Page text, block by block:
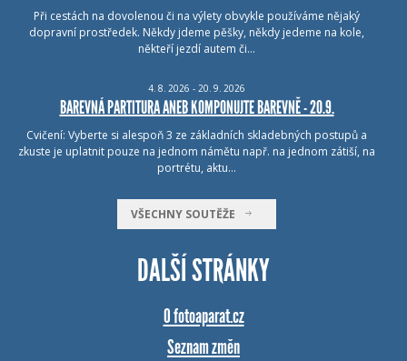
Při cestách na dovolenou či na výlety obvykle používáme nějaký
dopravní prostředek. Někdy jdeme pěšky, někdy jedeme na kole,
někteří jezdí autem či…
4. 8. 2026 - 20. 9. 2026
BAREVNÁ PARTITURA ANEB KOMPONUJTE BAREVNĚ - 20.9.
Cvičení: Vyberte si alespoň 3 ze základních skladebných postupů a
zkuste je uplatnit pouze na jednom námětu např. na jednom zátiší, na
portrétu, aktu…
VŠECHNY SOUTĚŽE
DALŠÍ STRÁNKY
O fotoaparat.cz
Seznam změn